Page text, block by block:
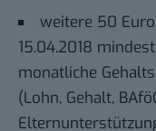
weitere 50
15.04.2018
monatliche
(Lohn, Gehalt,